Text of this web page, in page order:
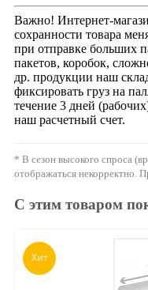
Важно! Интернет-
сохранности товара
при отправке больших
пакетов, коробок,
др. продукции наш
фиксировать груз на
течение 3 дней
наш расчетный счет.
* В сезон высокого спроса
отображаться некорректно.
С этим товаром
Хит